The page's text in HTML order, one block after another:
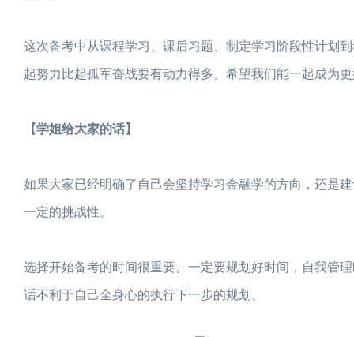
这次备考中从课程学习、课后习题、制定学习阶段性计划
起努力比起孤军奋战要有动力得多。希望我们能一起成为
【学姐给大家的话】
如果大家已经明确了自己会坚持学习金融学的方向，还是
一定的挑战性。
选择开始备考的时间很重要。一定要规划好时间，自我管
话不利于自己全身心的执行下一步的规划。